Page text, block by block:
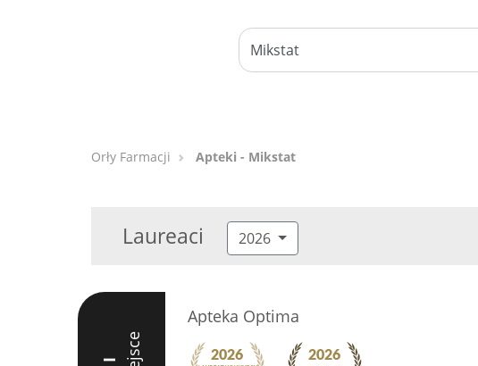
Orły Farmacji Apteki - Mikstat
Laureaci 2026
I
Apteka Optima